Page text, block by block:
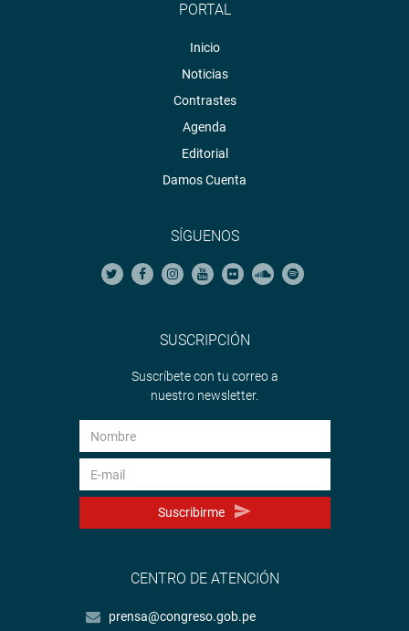
PORTAL
Inicio
Noticias
Contrastes
Agenda
Editorial
Damos Cuenta
SÍGUENOS
SUSCRIPCIÓN
Suscríbete con tu correo a
nuestro newsletter.
Suscribirme
CENTRO DE ATENCIÓN
prensa@congreso.gob.pe